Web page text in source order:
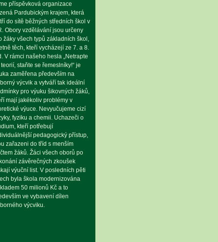
příspěvková organizace
Pardubickým krajem, která
do sítě běžných středních škol v
Obory vzdělávání jsou určeny
žáky všech typů základních škol,
těch, kteří vycházejí ze 7. a 8.
V rámci našeho hesla „Netrapte
staňte se řemeslníky!“ je
zaměřena především na
výcvik a vytváří tak ideální
pro výuku šikovných žáků,
mají jakékoliv problémy v
výuce. Nevyučujeme cizí
fyziku a chemii. Uchazeči o
kteří potřebují
pedagogický přístup,
zařazeni do tříd s menším
žáků. Žáci všech oborů po
závěrečných zkoušek
výuční list. V posledních pěti
byla škola modernizována
50 milionů Kč a to
ve vybavení dílen
výcviku.